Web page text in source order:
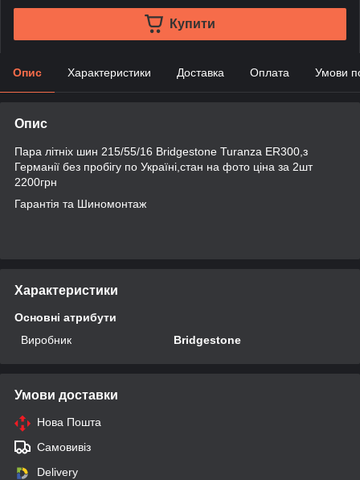
Купити
Опис Характеристики Доставка Оплата Умови
Опис
Пара літніх шин 215/55/16 Bridgestone Turanza ER300,з
Германії без пробігу по Україні,стан на фото ціна за 2шт
2200грн
Гарантія та Шиномонтаж
Характеристики
Основні атрибути
Виробник
Bridgestone
Умови доставки
Нова Пошта
Самовивіз
Delivery